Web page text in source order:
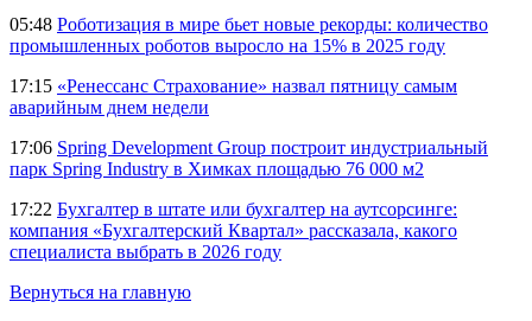
05:48 Роботизация в мире бьет новые рекорды: количество
промышленных роботов выросло на 15% в 2025 году
17:15 «Ренессанс Страхование» назвал пятницу самым
аварийным днем недели
17:06 Spring Development Group построит индустриальный
парк Spring Industry в Химках площадью 76 000 м2
17:22 Бухгалтер в штате или бухгалтер на аутсорсинге:
компания «Бухгалтерский Квартал» рассказала, какого
специалиста выбрать в 2026 году
Вернуться на главную